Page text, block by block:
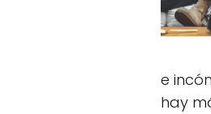
e
hay